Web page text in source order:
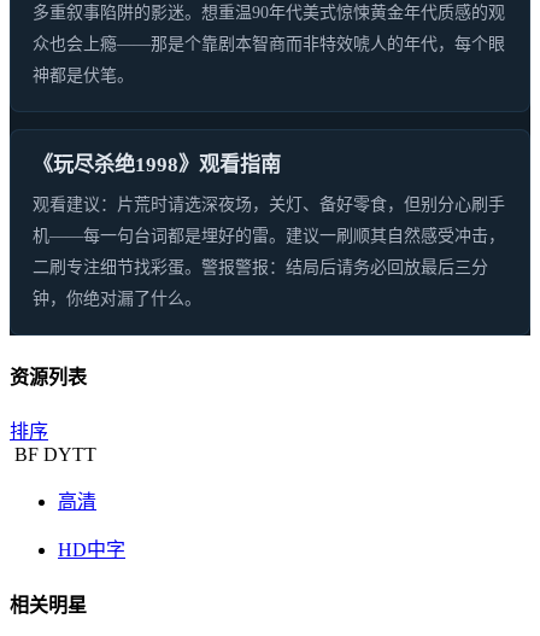
多重叙事陷阱的影迷。想重温90年代美式惊悚黄金年代质感的观
众也会上瘾——那是个靠剧本智商而非特效唬人的年代，每个眼
神都是伏笔。
《玩尽杀绝1998》观看指南
观看建议：片荒时请选深夜场，关灯、备好零食，但别分心刷手
机——每一句台词都是埋好的雷。建议一刷顺其自然感受冲击，
二刷专注细节找彩蛋。警报警报：结局后请务必回放最后三分
钟，你绝对漏了什么。
资源列表
排序
BF DYTT
高清
HD中字
相关明星